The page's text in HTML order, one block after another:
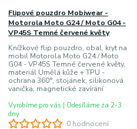
0 hodnocení
Flipové pouzdro Mobiwear -
Motorola Moto G24 / Moto G04 -
VP45S Temné červené květy
Knížkové flip pouzdro, obal, kryt na
mobil Motorola Moto G24 / Moto
G04 - VP45S Temné červené květy,
materiál Umělá kůže + TPU -
ochrana 360°, stojánek, silikonová
vanička, magnetické zavírání
Vyrobíme pro vás | Odesíláme za 2-3
dny